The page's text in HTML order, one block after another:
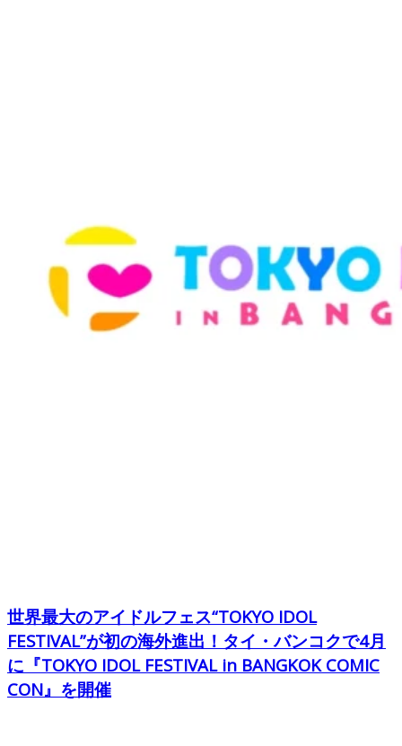
世界最大のアイドルフェス“TOKYO IDOL
FESTIVAL”が初の海外進出！タイ・バンコクで4月
に『TOKYO IDOL FESTIVAL in BANGKOK COMIC
CON』を開催